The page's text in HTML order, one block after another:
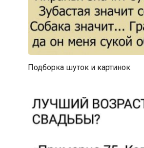
Подборка шуток и картинок